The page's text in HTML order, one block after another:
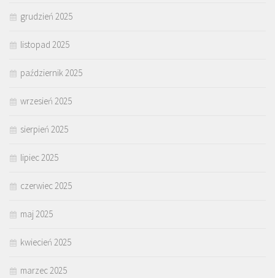
grudzień 2025
listopad 2025
październik 2025
wrzesień 2025
sierpień 2025
lipiec 2025
czerwiec 2025
maj 2025
kwiecień 2025
marzec 2025